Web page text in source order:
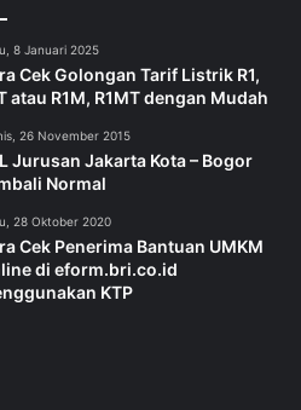
8 Januari 2025
Cek Golongan Tarif Listrik R1,
atau R1M, R1MT dengan Mudah
26 November 2015
Jurusan Jakarta Kota – Bogor
Normal
28 Oktober 2020
Cek Penerima Bantuan UMKM
di eform.bri.co.id
KTP